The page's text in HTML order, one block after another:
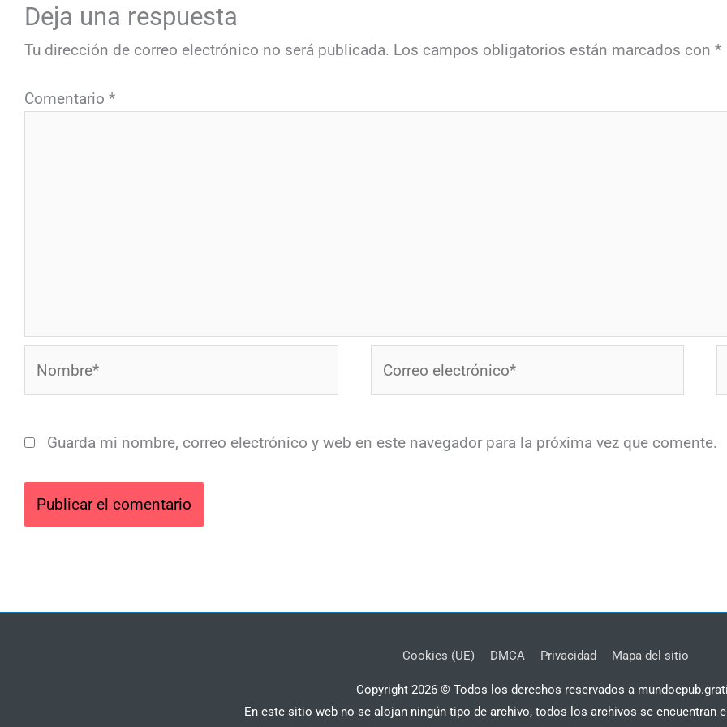
Deja una respuesta
Tu dirección de correo electrónico no será publicada. Los campos obligatorios están marcados con *
Comentario *
electrónico*
Guarda mi nombre, correo electrónico y web en este navegador para la próxima vez que comente.
Cookies (UE) DMCA Privacidad Mapa del sitio
Copyright 2026 © Todos los derechos reservados a
En este sitio web no se alojan ningún tipo de archivo, todos los archivos se encuentran